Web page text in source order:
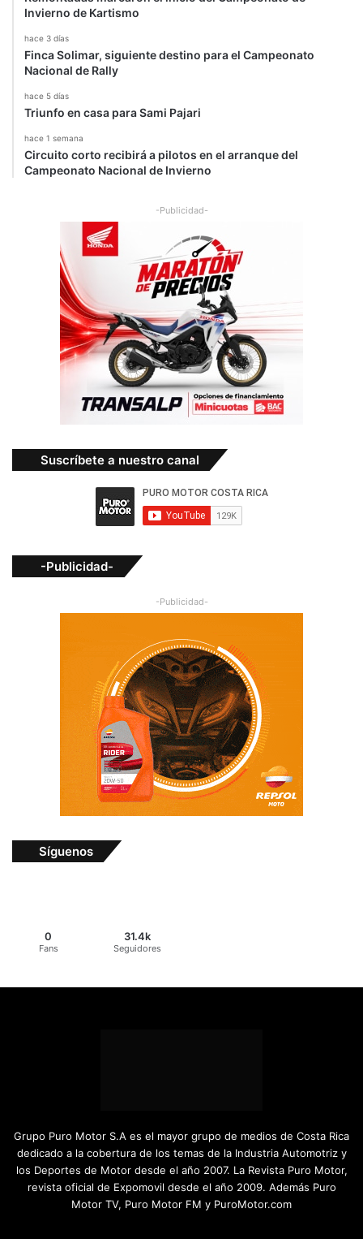
Invierno de Kartismo
hace 3 días
Finca Solimar, siguiente destino para el Campeonato
Nacional de Rally
hace 5 días
Triunfo en casa para Sami Pajari
hace 1 semana
Circuito corto recibirá a pilotos en el arranque del
Campeonato Nacional de Invierno
-Publicidad-
Suscríbete a nuestro canal
-Publicidad-
-Publicidad-
Síguenos
0
Fans
31.4k
Seguidores
Grupo Puro Motor S.A es el mayor grupo de medios de Costa Rica
dedicado a la cobertura de los temas de la Industria Automotriz y
los Deportes de Motor desde el año 2007. La Revista Puro Motor,
revista oficial de Expomovil desde el año 2009. Además Puro
Motor TV, Puro Motor FM y PuroMotor.com